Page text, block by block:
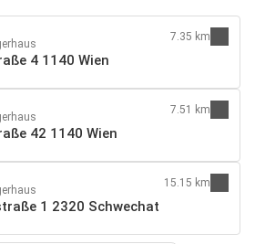
4 1140 Wien
7.35 km
42 1140 Wien
7.51 km
1 2320 Schwechat
15.15 km